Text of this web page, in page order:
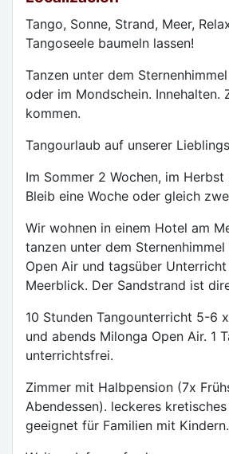
Tango, Sonne, Strand, Meer,
Tangoseele baumeln lassen!
Tanzen unter dem
oder im Mondschein. Innehalten.
kommen.
Tangourlaub auf unserer
Im Sommer 2 Wochen, im
Bleib eine Woche oder gleich
Wir wohnen in einem Hotel am
tanzen unter dem Sternenhimmel
Open Air und tagsüber
Meerblick. Der Sandstrand ist
10 Stunden Tangounterricht 5-6
und abends Milonga Open Air. 1
unterrichtsfrei.
Zimmer mit Halbpension (7x
Abendessen). leckeres
geeignet für Familien mit Kindern.